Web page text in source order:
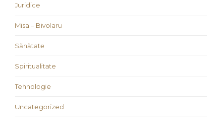
Juridice
Misa – Bivolaru
Sănătate
Spiritualitate
Tehnologie
Uncategorized